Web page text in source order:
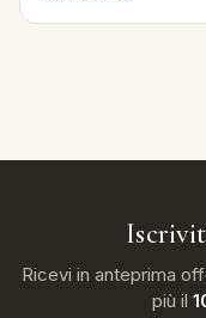
Ricevi in anteprima
più il